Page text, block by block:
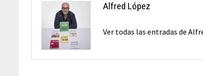
Alfred López
Ver todas las entradas de